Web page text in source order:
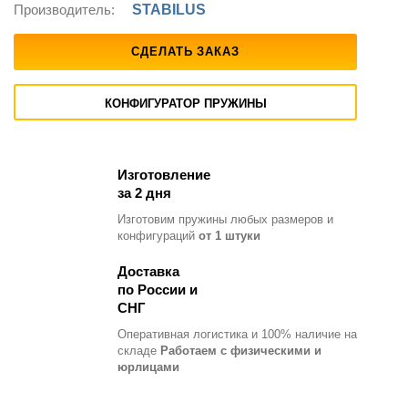
Производитель: STABILUS
СДЕЛАТЬ ЗАКАЗ
КОНФИГУРАТОР ПРУЖИНЫ
Изготовление
за 2 дня
Изготовим пружины любых размеров и
конфигураций от 1 штуки
Доставка
по России и
СНГ
Оперативная логистика и 100% наличие на
складе Работаем с физическими и
юрлицами